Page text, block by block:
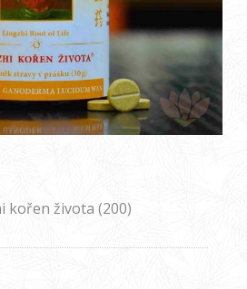
kořen života (200)